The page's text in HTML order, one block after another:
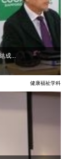
成...
健康福祉学科